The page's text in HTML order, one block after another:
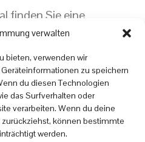
verwalten
bieten, verwenden wir
zu speichern
du diesen Technologien
das Surfverhalten oder
verarbeiten. Wenn du deine
können bestimmte
werden.
finden Sie eine
Topseller-Möbeln
Zuhause Komfort
Bestellen Sie
Sie Ihr